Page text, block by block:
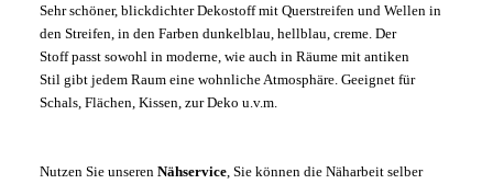
Sehr schöner, blickdichter Dekostoff mit Querstreifen und Wellen in
den Streifen, in den Farben dunkelblau, hellblau, creme. Der
Stoff passt sowohl in moderne, wie auch in Räume mit antiken
Stil gibt jedem Raum eine wohnliche Atmosphäre. Geeignet für
Schals, Flächen, Kissen, zur Deko u.v.m.
Nutzen Sie unseren Nähservice , Sie können die Näharbeit selber